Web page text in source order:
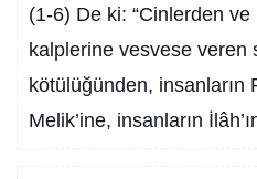
(1-6) De ki: “Cinlerden
kalplerine vesvese veren
kötülüğünden, insanların
Melik’ine, insanların